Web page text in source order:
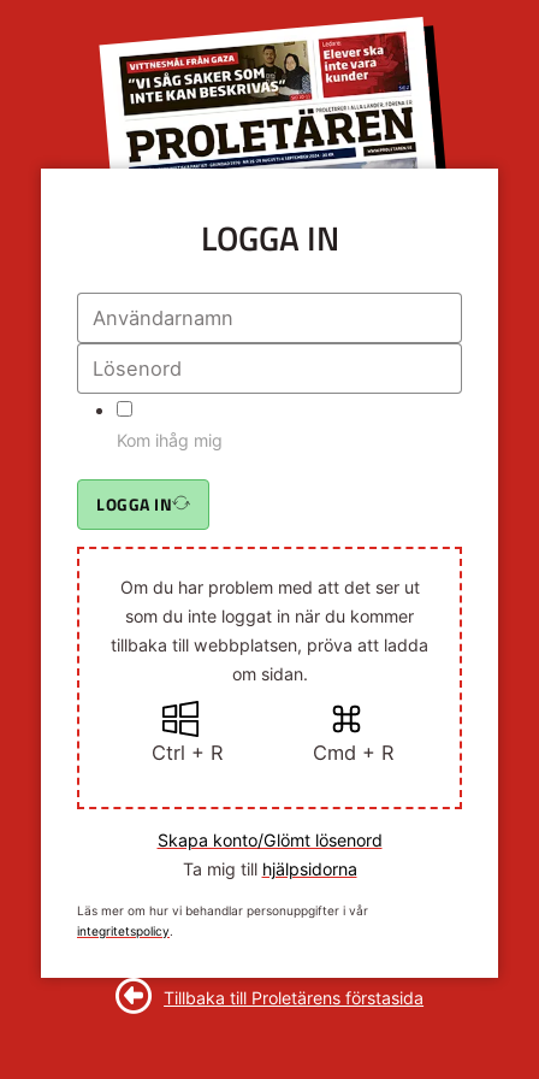
LOGGA IN
Kom ihåg mig
LOGGA IN
Om du har problem med att det ser ut
som du inte loggat in när du kommer
tillbaka till webbplatsen, pröva att ladda
om sidan.
Ctrl + R Cmd + R
Skapa konto/Glömt lösenord
Ta mig till hjälpsidorna
Läs mer om hur vi behandlar personuppgifter i vår
integritetspolicy.
Tillbaka till Proletärens förstasida